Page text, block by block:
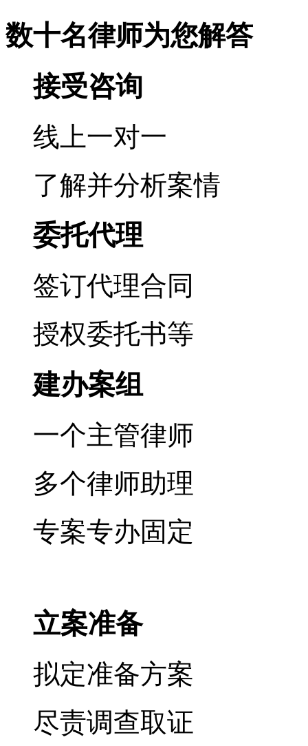
数十名律师为您解答
接受咨询
线上一对一
了解并分析案情
委托代理
签订代理合同
授权委托书等
建办案组
一个主管律师
多个律师助理
专案专办固定
立案准备
拟定准备方案
尽责调查取证